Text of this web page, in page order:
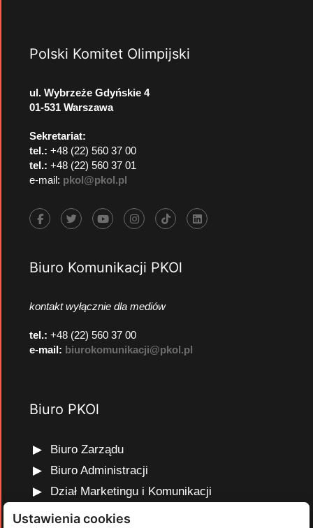
Polski Komitet Olimpijski
ul. Wybrzeże Gdyńskie 4
01-531 Warszawa
Sekretariat:
tel.: +48 (22) 560 37 00
tel.: +48 (22) 560 37 01
e-mail: pkol@pkol.pl
Biuro Komunikacji PKOl
kontakt wyłącznie dla mediów
tel.: +48 (22) 560 37 00
e-mail: biurokomunikacji@pkol.pl
Biuro PKOl
Biuro Zarządu
Biuro Administracji
Dział Marketingu i Komunikacji
Dział Edukacji Olimpijskiej
Ustawienia cookies